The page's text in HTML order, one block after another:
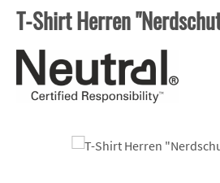
T-Shirt Herren
Bildergalerie überspringen